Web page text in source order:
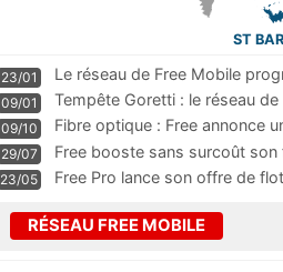
ST
23/01
Le réseau de Free Mobile
m
09/01
Tempête Goretti : le réseau
09/10
Fibre optique : Free annonce
pass
29/07
Free booste sans surcoût
23/05 Free Pro lance son offre de
RÉSEAU FREE MOBILE